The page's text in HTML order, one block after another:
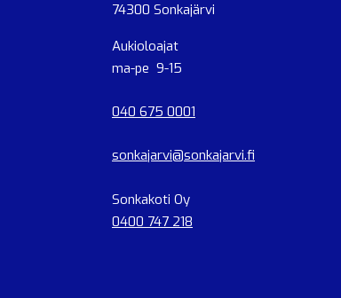
74300 Sonkajärvi
Aukioloajat
ma-pe 9-15
040 675 0001
sonkajarvi@sonkajarvi.fi
Sonkakoti Oy
0400 747 218